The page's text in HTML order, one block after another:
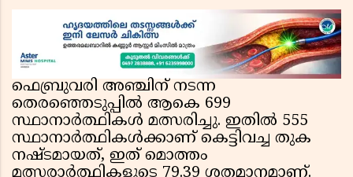
ഫെബ്രുവരി അഞ്ചിന് നടന്ന
തെരഞ്ഞെടുപ്പിൽ ആകെ 699
സ്ഥാനാർത്ഥികൾ മത്സരിച്ചു. ഇതിൽ 555
സ്ഥാനാർത്ഥികൾക്കാണ് കെട്ടിവച്ച തുക
നഷ്ടമായത്, ഇത് മൊത്തം